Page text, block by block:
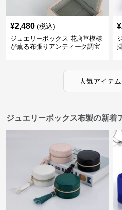
¥2,480 (税込)
ジュエリーボックス 花唐草模様
が薫る布張りアンティーク調宝
¥
人気アイテ
ジュエリーボックス布製の新着